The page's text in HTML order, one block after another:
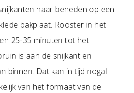
naar beneden op een
bakplaat. Rooster in het
25-35 minuten tot het
is aan de snijkant en
binnen. Dat kan in tijd nogal
van het formaat van de